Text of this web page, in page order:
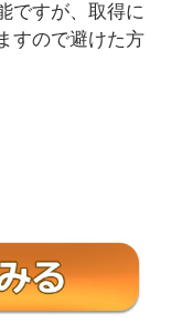
ですが、取得に
すので避けた方